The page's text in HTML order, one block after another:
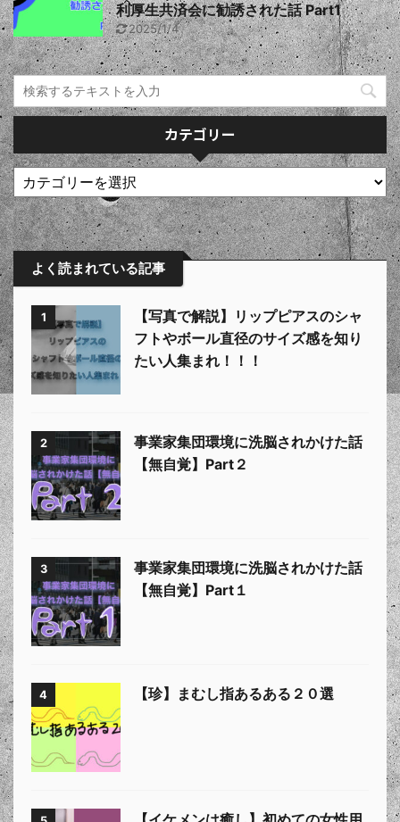
利厚生共済会に勧誘された話 Part1
2025/1/4
カテゴリー
よく読まれている記事
1
【写真で解説】リップピアスのシャ
フトやボール直径のサイズ感を知り
たい人集まれ！！！
2
事業家集団環境に洗脳されかけた話
【無自覚】Part２
3
事業家集団環境に洗脳されかけた話
【無自覚】Part１
4 【珍】まむし指あるある２０選